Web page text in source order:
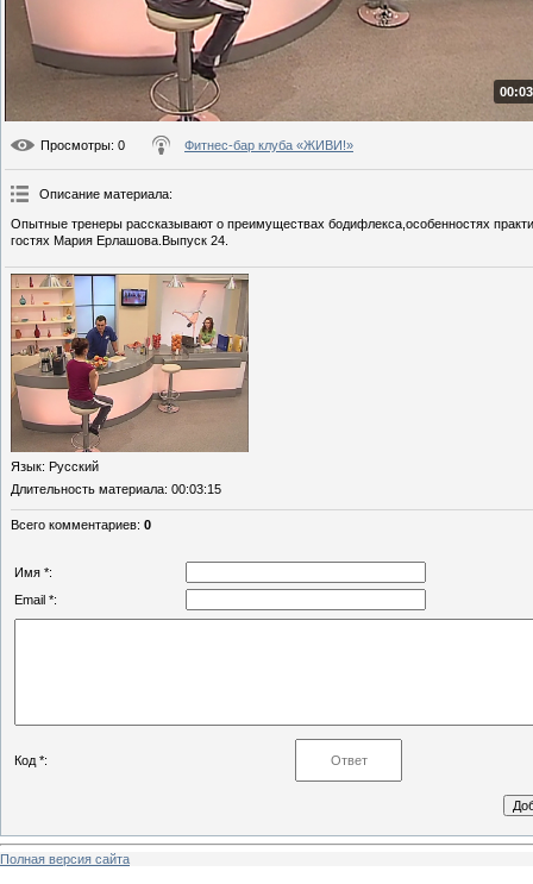
Просмотры: 0 Фитнес-бар клуба «ЖИВИ!»
Описание материала:
Опытные тренеры рассказывают о преимуществах бодифлекса,особенностях
гостях Мария Ерлашова.Выпуск 24.
Язык: Русский
Длительность материала: 00:03:15
Всего комментариев: 0
Имя *:
Email *:
Код *:
Полная версия сайта